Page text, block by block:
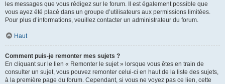
les messages que vous rédigez sur le forum. Il est également possible que
vous ayez été placé dans un groupe d’utilisateurs aux permissions limitées.
Pour plus d’informations, veuillez contacter un administrateur du forum.
Haut
Comment puis-je remonter mes sujets ?
En cliquant sur le lien « Remonter le sujet » lorsque vous êtes en train de
consulter un sujet, vous pouvez remonter celui-ci en haut de la liste des sujets,
à la première page du forum. Cependant, si vous ne voyez pas ce lien, cette